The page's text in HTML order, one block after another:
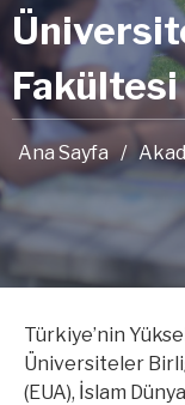
Fakültesi
Ana Sayfa /
Türkiye’nin
Üniversiteler
(EUA), İslam